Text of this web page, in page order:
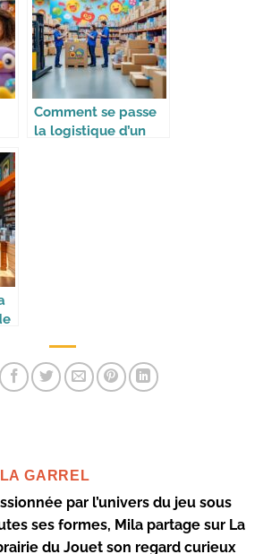
Comment se passe
la logistique d’un
GARREL
par l’univers du jeu sous
ses formes, Mila partage sur La
du Jouet son regard curieux